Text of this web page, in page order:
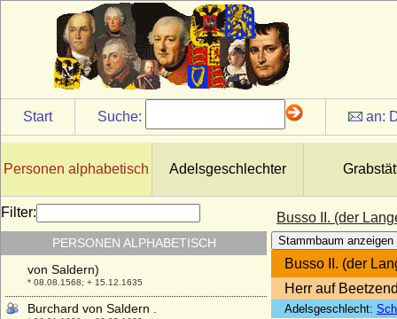
Start Suche: an:
Personen alphabetisch Adelsgeschlechter
Busso II. (der
Stammbaum anzeigen
Busso II. (der
Herr auf
Adelsgeschlecht:
Filter:
PERSONEN ALPHABETISCH
Burchard VI. von Querfurt (Burkhard VI.
von Querfurt, Burchard II. von Mansfeld)
Burchard VIII. von Mansfeld-Querfurt
+ 1392
Burchard von Avesnes
* um 1175; + 1244
Burchard von der Decken
Burchard von Preußen
Burchard von Saldern
Burchard von Saldern (auch Burckhard IX.
von Saldern)
* 08.08.1568; + 15.12.1635
Burchard von Saldern .